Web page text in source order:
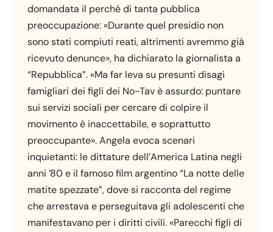
domandata il perché di tanta pubblica
preoccupazione: «Durante quel presidio non
sono stati compiuti reati, altrimenti avremmo già
ricevuto denunce», ha dichiarato la giornalista a
“Repubblica”. «Ma far leva su presunti disagi
famigliari dei figli dei No-Tav è assurdo: puntare
sui servizi sociali per cercare di colpire il
movimento è inaccettabile, e soprattutto
preoccupante». Angela evoca scenari
inquietanti: le dittature dell’America Latina negli
anni ’80 e il famoso film argentino “La notte delle
matite spezzate”, dove si racconta del regime
che arrestava e perseguitava gli adolescenti che
manifestavano per i diritti civili. «Parecchi figli di